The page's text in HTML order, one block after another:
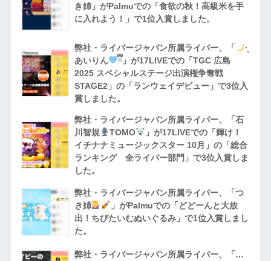
き姉」がPalmuでの「食欲の秋！高級米を手
に入れよう！」で1位入賞しました。
弊社・ライバージャパン所属ライバー、「
·̩͙
あいりん
ྀི」が17LIVEでの「TGC 広島
2025 スペシャルステージ出演権争奪戦
STAGE2」の「ランウェイデビュー」で3位入
賞しました。
弊社・ライバージャパン所属ライバー、「石
川智規
TOMO
」が17LIVEでの「輝け！
イチナナミュージックスター 10月」の「総合
ランキング 全ライバー部門」で3位入賞しま
した。
弊社・ライバージャパン所属ライバー、「つ
き姉
」がPalmuでの「どどーんと大放
出！ちびたいむぬいぐるみ」で1位入賞しまし
た。
弊社・ライバージャパン所属ライバー、「…